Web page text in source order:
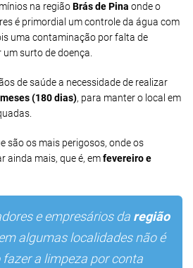
na regiãoBrás de Pina onde o
é primordial um controle da água com
uma contaminação por falta de
surto de doença.
de saúde a necessidade de realizar
(180 dias), para manter o local em
são os mais perigosos, onde os
ainda mais, que é, emfevereiro e
e empresários da região
algumas localidades não é
a limpeza por conta